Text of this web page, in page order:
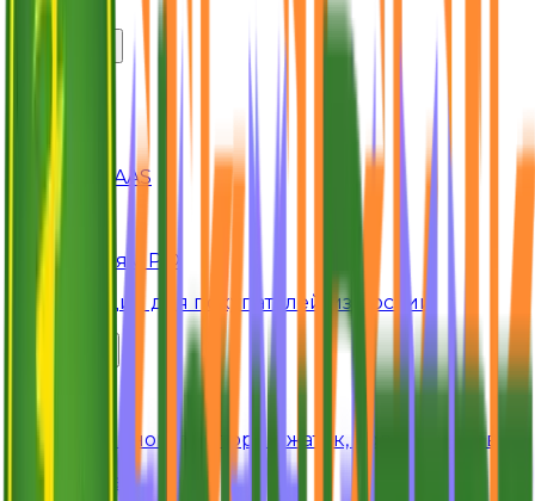
Компания
Главная
Сервис CLAAS
Контакты
Покупателям РФ
Информация для покупателей из России
Для комбайнов, тракторов, жаток, подборщиков
John Deere